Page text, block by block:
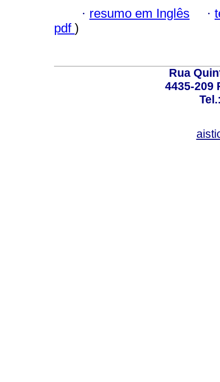
· resumo em Inglês ·
pdf )
Rua
4435-209